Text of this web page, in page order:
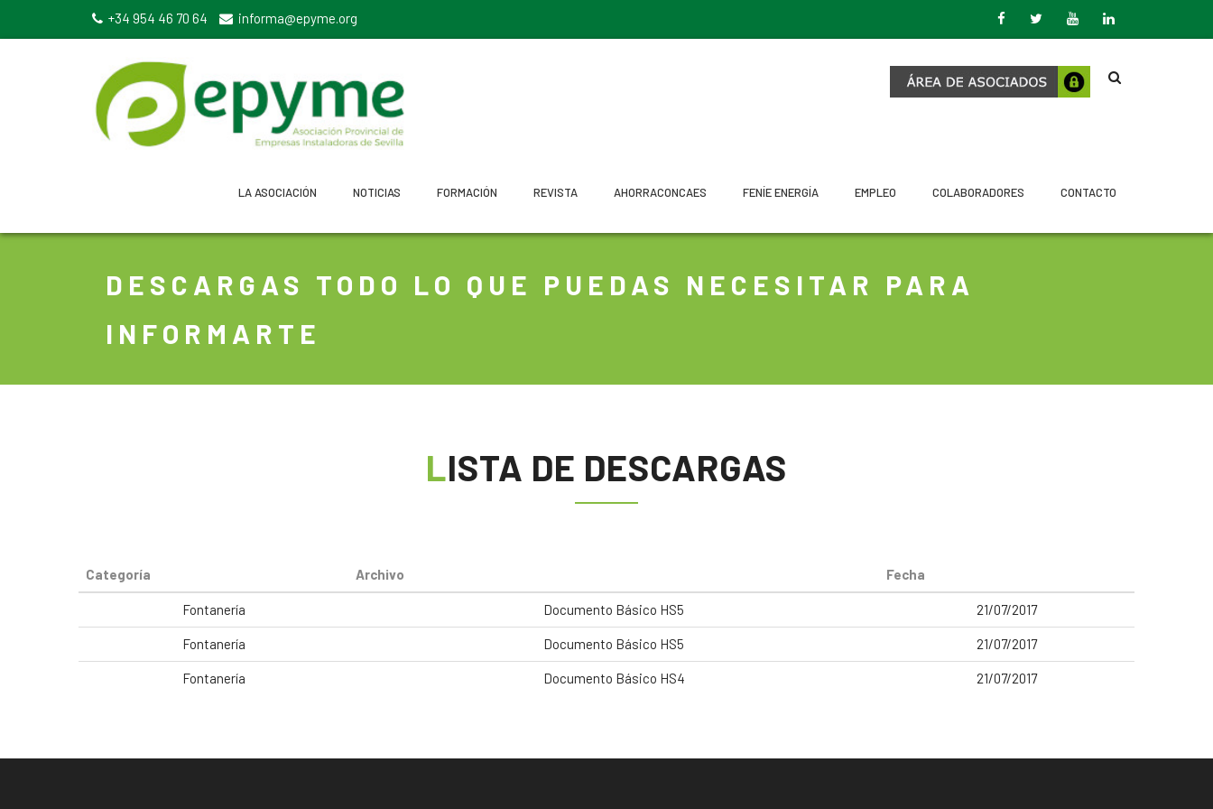
+34 954 46 70 64 informa@epyme.org
LA ASOCIACIÓN NOTICIAS FORMACIÓN REVISTA AHORRACONCAES FENÍE ENERGÍA EMPLEO COLABORADORES CONTACTO
DESCARGAS TODO LO QUE PUEDAS NECESITAR PARA
INFORMARTE
LISTA DE DESCARGAS
Categoría Archivo Fecha
Fontanería Documento Básico HS5 21/07/2017
Fontanería Documento Básico HS5 21/07/2017
Fontanería Documento Básico HS4 21/07/2017